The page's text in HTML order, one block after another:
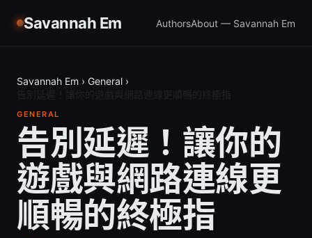
Savannah Em AuthorsAbout — Savannah Em
Savannah Em › General ›
GENERAL
告別延遲！讓你的
遊戲與網路連線更
順暢的終極指